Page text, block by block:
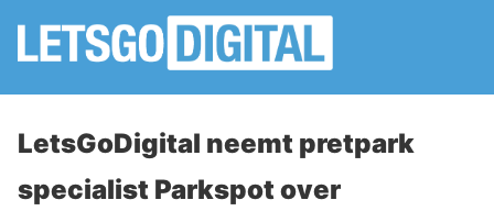
LetsGoDigital neemt pretpark
specialist Parkspot over